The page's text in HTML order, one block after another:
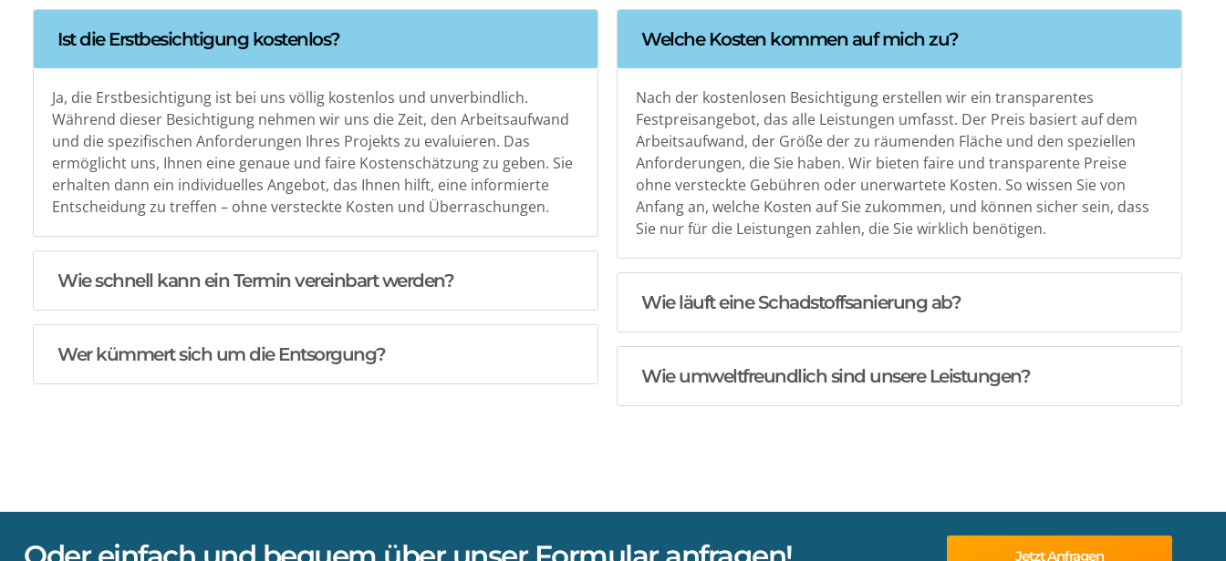
Ist die Erstbesichtigung kostenlos?
Ja, die Erstbesichtigung ist bei uns völlig kostenlos und unverbindlich.
Während dieser Besichtigung nehmen wir uns die Zeit, den Arbeitsaufwand
und die spezifischen Anforderungen Ihres Projekts zu evaluieren. Das
ermöglicht uns, Ihnen eine genaue und faire Kostenschätzung zu geben. Sie
erhalten dann ein individuelles Angebot, das Ihnen hilft, eine informierte
Entscheidung zu treffen – ohne versteckte Kosten und Überraschungen.
Wie schnell kann ein Termin vereinbart werden?
Wer kümmert sich um die Entsorgung?
Welche Kosten kommen auf mich zu?
Nach der kostenlosen Besichtigung erstellen wir ein transparentes
Festpreisangebot, das alle Leistungen umfasst. Der Preis basiert auf dem
Arbeitsaufwand, der Größe der zu räumenden Fläche und den speziellen
Anforderungen, die Sie haben. Wir bieten faire und transparente Preise
ohne versteckte Gebühren oder unerwartete Kosten. So wissen Sie von
Anfang an, welche Kosten auf Sie zukommen, und können sicher sein, dass
Sie nur für die Leistungen zahlen, die Sie wirklich benötigen.
Wie läuft eine Schadstoffsanierung ab?
Wie umweltfreundlich sind unsere Leistungen?
Jetzt Anfragen